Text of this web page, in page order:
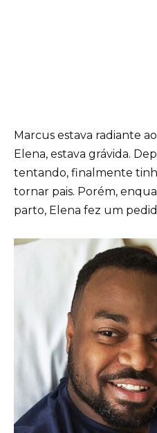
Marcus estava radiante
Elena, estava grávida.
tentando, finalmente
tornar pais. Porém,
parto, Elena fez um